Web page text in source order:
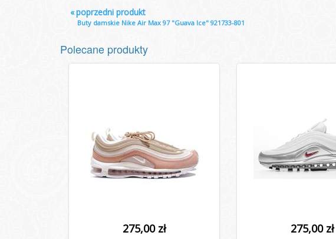
«poprzedni produkt
Buty damskie Nike Air Max 97 "Guava Ice" 921733-801
Polecane produkty
275,00 zł 275,00 zł